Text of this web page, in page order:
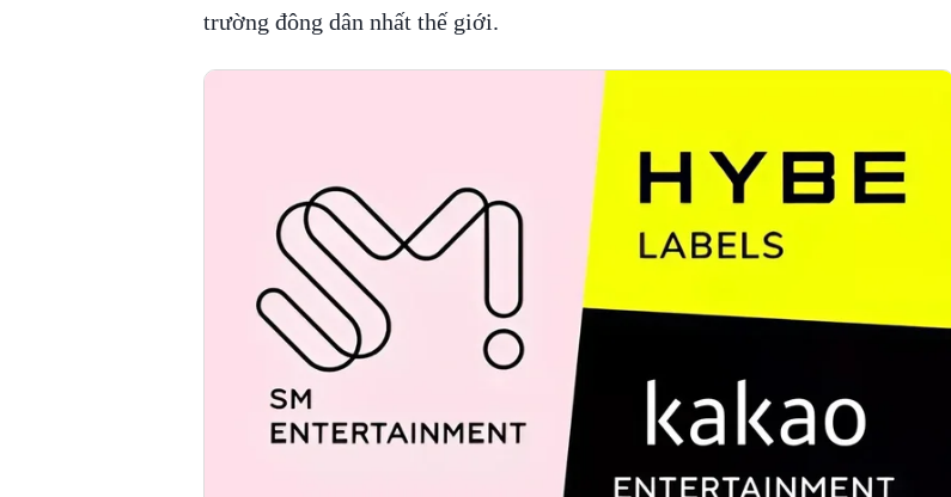
trường đông dân nhất thế giới.